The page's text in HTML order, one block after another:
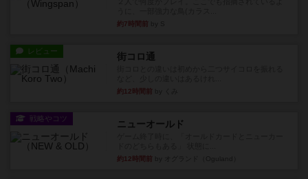
約7時間前
レビュー 街コロ通
約12時間前
戦略やコツ ニューオールド
約12時間前